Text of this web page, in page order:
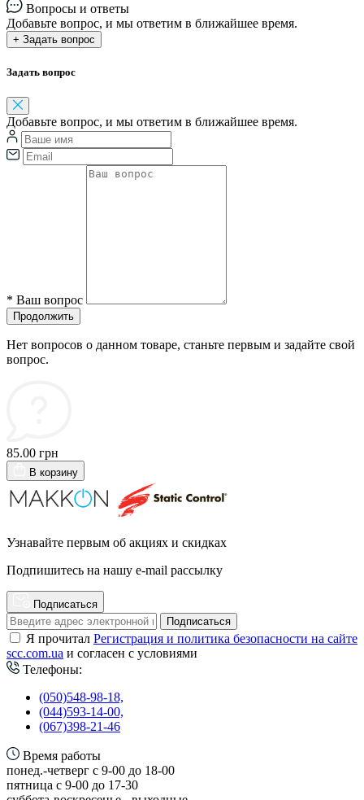
Вопросы и ответы
Добавьте вопрос, и мы ответим в ближайшее время.
+ Задать вопрос
Задать вопрос
Добавьте вопрос, и мы ответим в ближайшее время.
* Ваш вопрос
Продолжить
Нет вопросов о данном товаре, станьте первым и задайте свой
вопрос.
85.00 грн
В корзину
Узнавайте первым об акциях и скидках
Подпишитесь на нашу e-mail рассылку
Подписаться
Подписаться
Я прочитал Регистрация и политика безопасности на сайте
scc.com.ua и согласен с условиями
Телефоны:
(050)548-98-18,
(044)593-14-00,
(067)398-21-46
Время работы
понед.-четверг с 9-00 до 18-00
пятница с 9-00 до 17-30